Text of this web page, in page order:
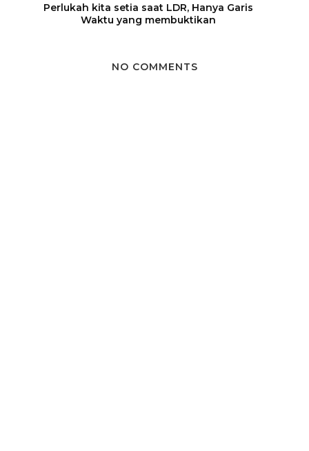
Perlukah kita setia saat LDR, Hanya Garis
Waktu yang membuktikan
NO COMMENTS